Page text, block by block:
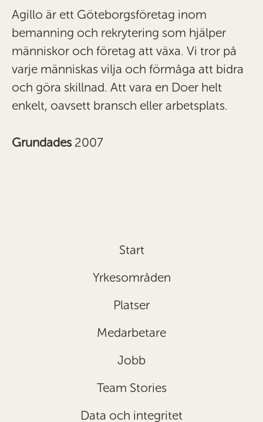
Agillo är ett Göteborgsföretag inom
bemanning och rekrytering som hjälper
människor och företag att växa. Vi tror på
varje människas vilja och förmåga att bidra
och göra skillnad. Att vara en Doer helt
enkelt, oavsett bransch eller arbetsplats.
Grundades 2007
Start
Yrkesområden
Platser
Medarbetare
Jobb
Team Stories
Data och integritet